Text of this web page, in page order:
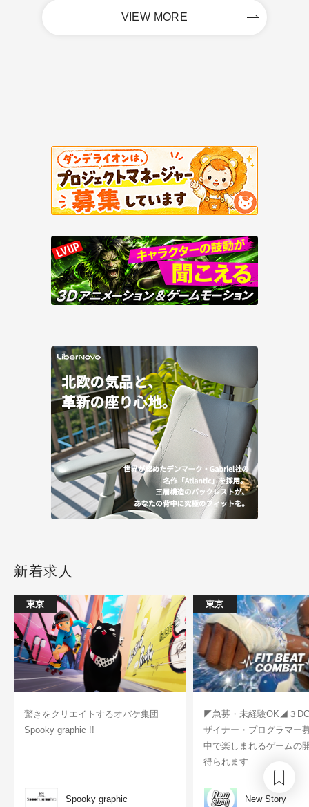
VIEW MORE
新着求人
東京
驚きをクリエイトするオバケ集団
Spooky graphic !!
Spooky graphic
東京
◤急募・未経験OK◢３
ザイナー・プログラマー
中で楽しまれるゲームの
得られます
New Story